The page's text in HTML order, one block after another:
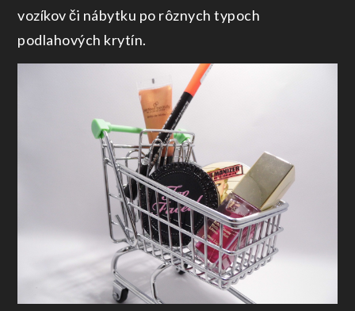
vozíkov či nábytku po rôznych typoch
podlahových krytín.